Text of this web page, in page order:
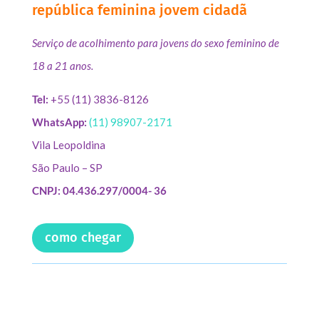
república feminina jovem cidadã
Serviço de acolhimento para jovens do sexo feminino de
18 a 21 anos.
Tel: +55 (11) 3836-8126
WhatsApp: (11) 98907-2171
Vila Leopoldina
São Paulo – SP
CNPJ: 04.436.297/0004- 36
como chegar